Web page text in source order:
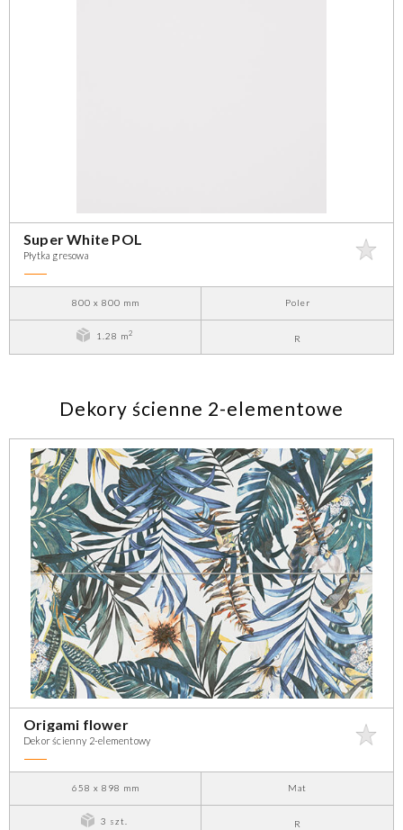
Super White POL
Płytka gresowa
800 x 800 mm Poler
1.28 m2 R
Dekory ścienne 2-elementowe
Origami flower
Dekor ścienny 2-elementowy
658 x 898 mm Mat
3 szt. R